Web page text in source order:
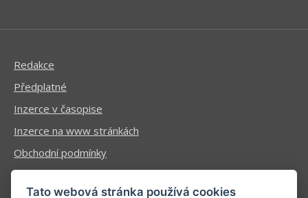
Redakce
Předplatné
Inzerce v časopise
Inzerce na www stránkách
Obchodní podmínky
Ochrana osobních údajů
Tato webová stránka používá cookies